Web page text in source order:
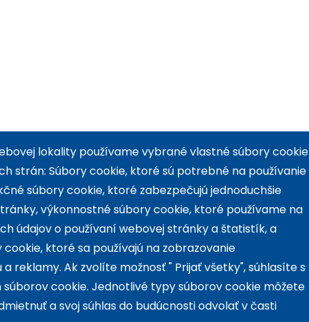
lokality používame vybrané vlastné súbory cookie
strán: Súbory cookie, ktoré sú potrebné na používanie
súbory cookie, ktoré zabezpečujú jednoduchšie
výkonnostné súbory cookie, ktoré používame na
údajov o používaní webovej stránky a štatistík, a
ktoré sa používajú na zobrazovanie
reklamy. Ak zvolíte možnosť " Prijať všetky", súhlasíte s
cookie. Jednotlivé typy súborov cookie môžete
a svoj súhlas do budúcnosti odvolať v časti